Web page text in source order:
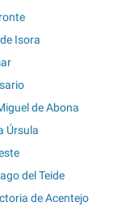
Isora
de Abona
Úrsula
del Teide
de Acentejo